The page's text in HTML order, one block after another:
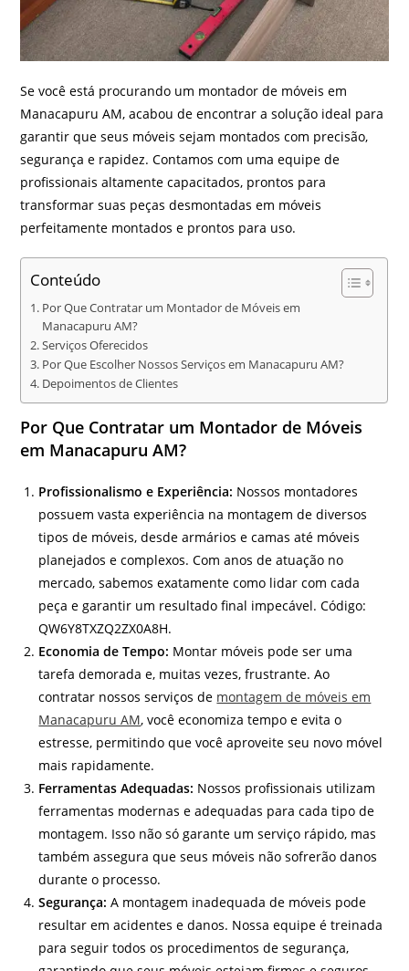
Se você está procurando um montador de móveis em
Manacapuru AM, acabou de encontrar a solução ideal para
garantir que seus móveis sejam montados com precisão,
segurança e rapidez. Contamos com uma equipe de
profissionais altamente capacitados, prontos para
transformar suas peças desmontadas em móveis
perfeitamente montados e prontos para uso.
Conteúdo
Por Que Contratar um Montador de Móveis em
Manacapuru AM?
Serviços Oferecidos
Por Que Escolher Nossos Serviços em Manacapuru AM?
Depoimentos de Clientes
Por Que Contratar um Montador de Móveis
em Manacapuru AM?
Profissionalismo e Experiência: Nossos montadores
possuem vasta experiência na montagem de diversos
tipos de móveis, desde armários e camas até móveis
planejados e complexos. Com anos de atuação no
mercado, sabemos exatamente como lidar com cada
peça e garantir um resultado final impecável. Código:
QW6Y8TXZQ2ZX0A8H.
Economia de Tempo: Montar móveis pode ser uma
tarefa demorada e, muitas vezes, frustrante. Ao
contratar nossos serviços de montagem de móveis em
Manacapuru AM, você economiza tempo e evita o
estresse, permitindo que você aproveite seu novo móvel
mais rapidamente.
Ferramentas Adequadas: Nossos profissionais utilizam
ferramentas modernas e adequadas para cada tipo de
montagem. Isso não só garante um serviço rápido, mas
também assegura que seus móveis não sofrerão danos
durante o processo.
Segurança: A montagem inadequada de móveis pode
resultar em acidentes e danos. Nossa equipe é treinada
para seguir todos os procedimentos de segurança,